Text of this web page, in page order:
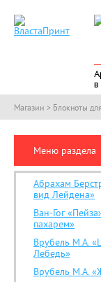
в
Магазин > Блокноты
Меню раздела
Абрахам
вид Лейдена»
Ван-Гог
пахарем»
Врубель М.А.
Лебедь»
Врубель М.А.